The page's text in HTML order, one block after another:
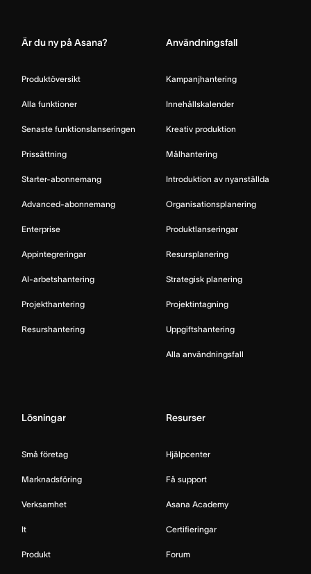
Är du ny på Asana?
Produktöversikt
Alla funktioner
Senaste funktionslanseringen
Prissättning
Starter-abonnemang
Advanced-abonnemang
Enterprise
Appintegreringar
AI-arbetshantering
Projekthantering
Resurshantering
Användningsfall
Kampanjhantering
Innehållskalender
Kreativ produktion
Målhantering
Introduktion av nyanställda
Organisationsplanering
Produktlanseringar
Resursplanering
Strategisk planering
Projektintagning
Uppgiftshantering
Alla användningsfall
Lösningar
Små företag
Marknadsföring
Verksamhet
It
Produkt
Resurser
Hjälpcenter
Få support
Asana Academy
Certifieringar
Forum